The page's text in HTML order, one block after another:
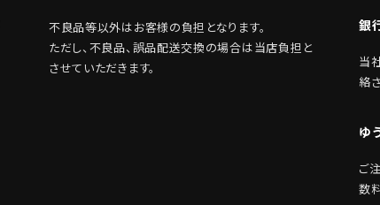
不良品等以外はお客様の負担となります。
ただし、不良品、誤品配送交換の場合は当店負担と
させていただきます。
銀
当
絡
ゆ
ご
数